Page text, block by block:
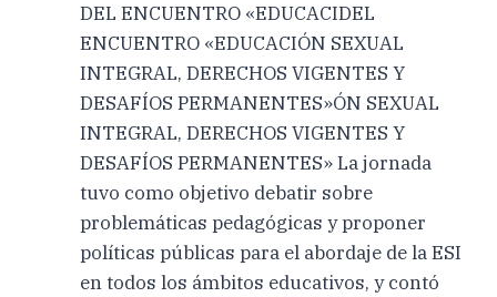
DEL ENCUENTRO «EDUCACIDEL
ENCUENTRO «EDUCACIÓN SEXUAL
INTEGRAL, DERECHOS VIGENTES Y
DESAFÍOS PERMANENTES»ÓN SEXUAL
INTEGRAL, DERECHOS VIGENTES Y
DESAFÍOS PERMANENTES» La jornada
tuvo como objetivo debatir sobre
problemáticas pedagógicas y proponer
políticas públicas para el abordaje de la ESI
en todos los ámbitos educativos, y contó